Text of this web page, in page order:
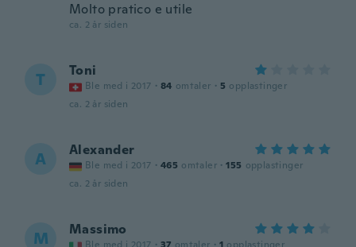
Molto pratico e utile
ca. 2 år siden
T Toni
Ble med i 2017 · 84 omtaler · 5 opplastinger
ca. 2 år siden
A Alexander
Ble med i 2017 · 465 omtaler · 155 opplastinger
ca. 2 år siden
M Massimo